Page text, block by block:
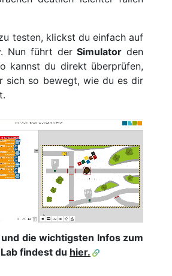
testen, klickst du einfach auf
Nun führt derSimulator den
kannst du direkt überprüfen,
sich so bewegt, wie du es dir
die wichtigsten Infos zum
findest du hier.